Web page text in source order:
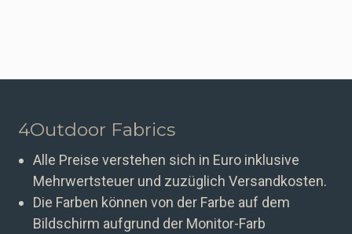
4Outdoor Fabrics
Alle Preise verstehen sich in Euro inklusive
Mehrwertsteuer und zuzüglich Versandkosten.
Die Farben können von der Farbe auf dem
Bildschirm aufgrund der Monitor-Farb